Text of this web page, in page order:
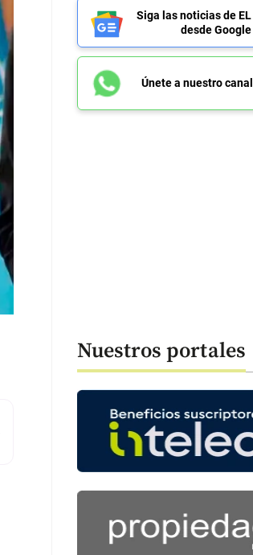
41 segundos
Siga las noticias de EL
desde
Únete a nuestro
Nuestros portales